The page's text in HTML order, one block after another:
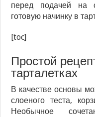
перед подачей на
готовую начинку в
[toc]
Простой
тарталетках
В качестве основы
слоеного теста,
Необычное